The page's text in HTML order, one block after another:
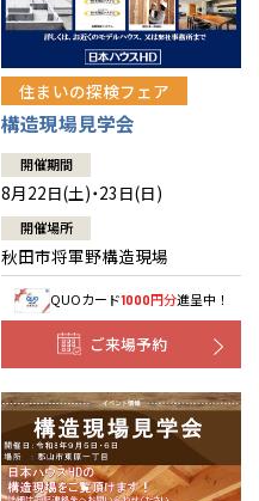
住まいの探検フェア
構造現場見学会
開催期間
8月22日(土)・23日(日)
開催場所
秋田市将軍野構造現場
QUOカード1000円分進呈中！
ご来場予約